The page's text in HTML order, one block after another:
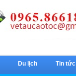
Du lịch Tin tức